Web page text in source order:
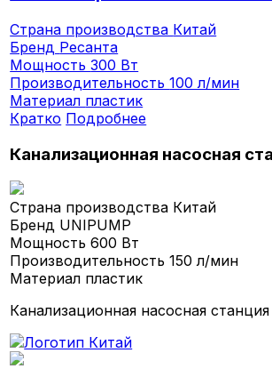
Страна производства Китай
Бренд Ресанта
Мощность300 Вт
Производительность100 л/мин
Материал пластик
Кратко Подробнее
Канализационная насосная
Страна производства Китай
Бренд UNIPUMP
Мощность600 Вт
Производительность150 л/мин
Материал пластик
Канализационная насосная